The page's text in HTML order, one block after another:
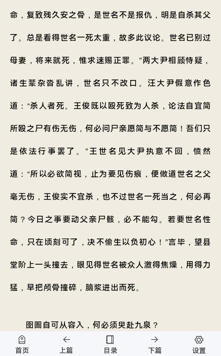
命，复致残久安之骨，是世名不是报仇，明是自杀其父
了。总是看得世名一死太重，故多此议论。世名已别过
母妻，将来就死，惟求速赐正罪。”两大尹相顾恃疑，
诸生辈杂沓乱讲，世名只不改口。汪大尹假意作色
道：“杀人者死。王俊既以殴死致为人杀，论法自宜简
所殴之尸有伤无伤，何必问尸亲愿简与不愿简！吾们只
是依法行事罢了。”王世名见大尹执意不回，愤然
道：“所以必欲简视，止为要见伤痕，便做道世名之父
毫无伤，王俊实不宜杀，也不过世名一死当之，何必再
简？今日之事要动父亲尸骸，必不能勾。若要世名性
命，只在顷刻可了，决不偷生以负初心！”言毕，望县
堂阶上一头撞去，眼见得世名被众人激得焦燥，用得力
猛，早把颅骨撞碎，脑浆进出而死。
囹圄自可从容入，何必须臾赴九泉？
首页 上篇 目录 下篇 设置